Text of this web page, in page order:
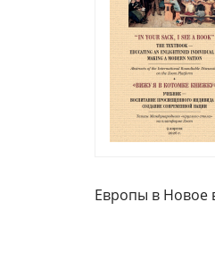
Европы в Новое